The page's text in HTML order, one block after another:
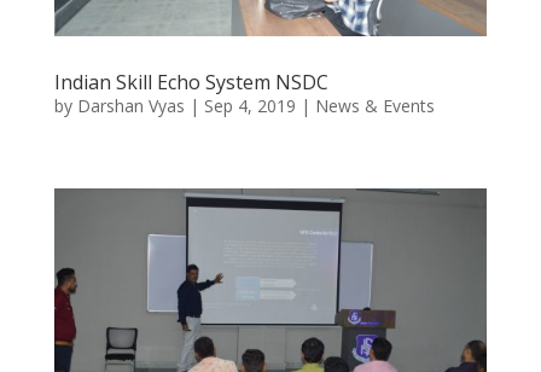
Indian Skill Echo System NSDC
by Darshan Vyas | Sep 4, 2019 | News & Events